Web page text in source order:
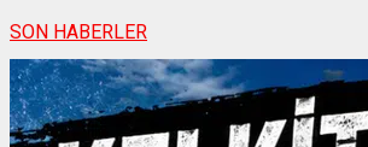
SON HABERLER